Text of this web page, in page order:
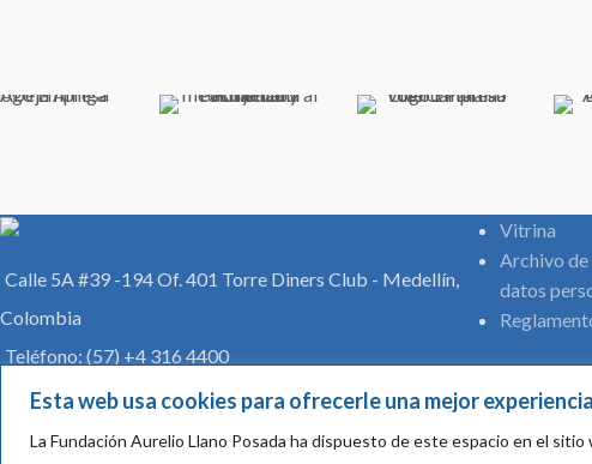
Esta web usa cookies para ofrecerle una mejor
La Fundación Aurelio Llano Posada ha dispuesto de este espacio en el
Calle 5A #39 -194 Of. 401 Torre Diners Club - Medellín,
Colombia
Teléfono: (57) +4 316 4400
comunicaciones@aureliollano.org.co
Vitrina
Archivo
datos